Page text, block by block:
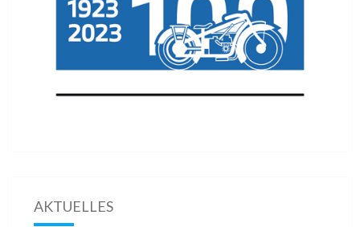
AKTUELLES